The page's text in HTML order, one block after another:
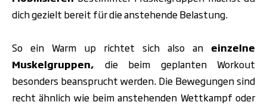
dich gezielt bereit für die anstehende Belastung.
So ein Warm up richtet sich also an einzelne
Muskelgruppen, die beim geplanten Workout
besonders beansprucht werden. Die Bewegungen sind
recht ähnlich wie beim anstehenden Wettkampf oder